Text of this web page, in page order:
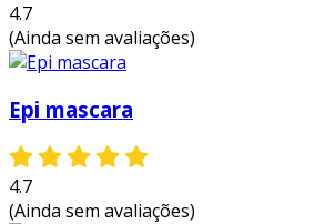
4.7
(Ainda sem avaliações)
Epi mascara
4.7
(Ainda sem avaliações)